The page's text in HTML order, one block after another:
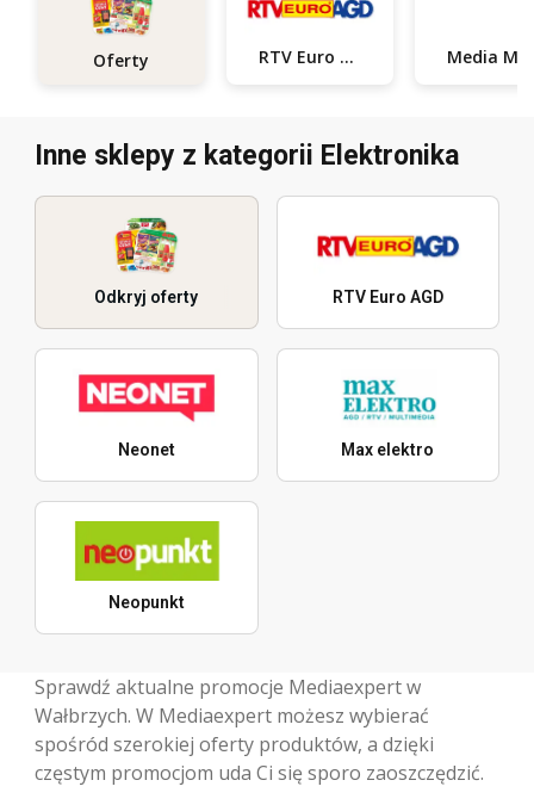
Oferty RTV Euro AGD
Inne sklepy z kategorii Elektronika
Odkryj oferty RTV Euro AGD
Neonet Max elektro
Neopunkt
Sprawdź aktualne promocje Mediaexpert w
Wałbrzych. W Mediaexpert możesz wybierać
spośród szerokiej oferty produktów, a dzięki
częstym promocjom uda Ci się sporo zaoszczędzić.